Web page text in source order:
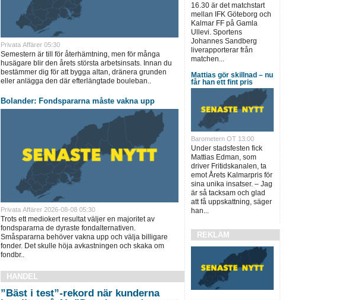
Privata Affärer 05:30
Semestern är till för återhämtning, men för många
husägare blir den årets största arbetsinsats. Innan du
bestämmer dig för att bygga altan, dränera grunden
eller anlägga den där efterlängtade bouleban..
Bolander: Fondspararna måste vakna upp
Privata Affärer 2026-08-08 05:30
Trots ett mediokert resultat väljer en majoritet av
fondspararna de dyraste fondalternativen.
Småspararna behöver vakna upp och välja billigare
fonder. Det skulle höja avkastningen och skaka om
fondbr..
HANDEL
”Bäst i test”-rekord när kunderna
16.30 är det matchstart
mellan IFK Göteborg och
Kalmar FF på Gamla
Ullevi. Sportens
Johannes Sandberg
liverapporterar från
matchen...
Mattias gör skillnad – nu
får han ett fint pris
Barometern OT 13:00
Under stadsfesten fick
Mattias Edman, som
driver Fritidskanalen, ta
emot Årets Kalmarpris för
sina unika insatser. – Jag
är så tacksam och glad
att få uppskattning, säger
han...
REKLAM